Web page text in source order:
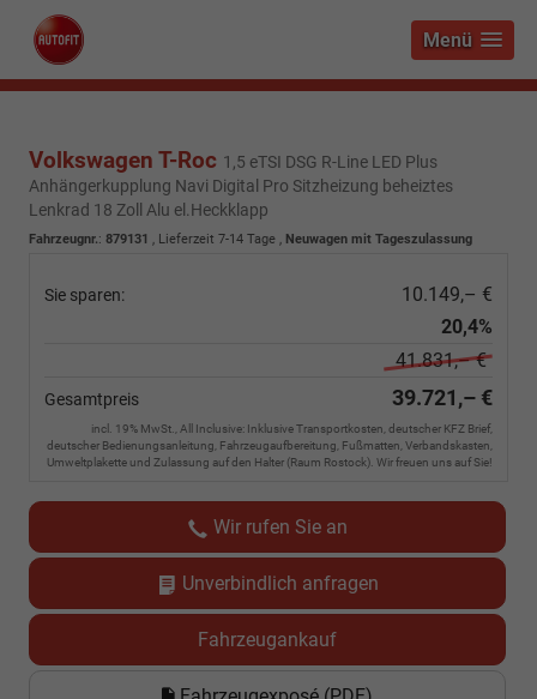
Menü
Volkswagen T-Roc 1,5 eTSI DSG R-Line LED Plus
Anhängerkupplung Navi Digital Pro Sitzheizung beheiztes
Lenkrad 18 Zoll Alu el.Heckklapp
Fahrzeugnr.: 879131 , Lieferzeit 7-14 Tage , Neuwagen mit Tageszulassung
Sie sparen:
10.149,– €
20,4%
41.831,– €
Gesamtpreis 39.721,– €
incl. 19% MwSt., All Inclusive: Inklusive Transportkosten, deutscher KFZ Brief,
deutscher Bedienungsanleitung, Fahrzeugaufbereitung, Fußmatten, Verbandskasten,
Umweltplakette und Zulassung auf den Halter (Raum Rostock). Wir freuen uns auf Sie!
Wir rufen Sie an
Unverbindlich anfragen
Fahrzeugankauf